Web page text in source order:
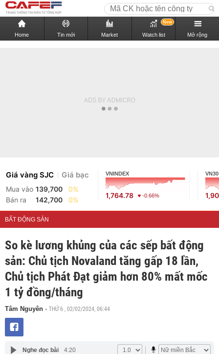
Home Tin mới Market Watch list
New
Mở rộng
Giá vàng SJC Giá bạc
Mua vào 139,700
0%
Bán ra
142,700 0%
VNINDEX
1,764.78 -0.66%
VN30
BẤT ĐỘNG SẢN
So kè lương khủng của các sếp bất động
sản: Chủ tịch Novaland tăng gấp 18 lần,
Chủ tịch Phát Đạt giảm hơn 80% mất mốc
1 tỷ đồng/tháng
Tâm Nguyên - THỨ 6 , 02/02/2024, 06:44
Nghe đọc bài 4:20